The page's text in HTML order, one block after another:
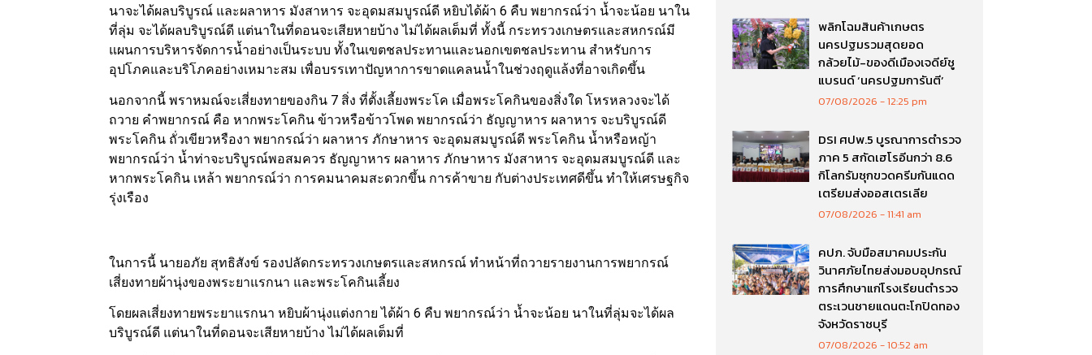
นาจะได้ผลบริบูรณ์ และผลาหาร มังสาหาร จะอุดมสมบูรณ์ดี หยิบได้ผ้า 6 คืบ พยากรณ์ว่า น้ำจะน้อย นาใน
ที่ลุ่ม จะได้ผลบริบูรณ์ดี แต่นาในที่ดอนจะเสียหายบ้าง ไม่ได้ผลเต็มที่ ทั้งนี้ กระทรวงเกษตรและสหกรณ์มี
แผนการบริหารจัดการน้ำอย่างเป็นระบบ ทั้งในเขตชลประทานและนอกเขตชลประทาน สำหรับการ
อุปโภคและบริโภคอย่างเหมาะสม เพื่อบรรเทาปัญหาการขาดแคลนน้ำในช่วงฤดูแล้งที่อาจเกิดขึ้น
นอกจากนี้ พราหมณ์จะเสี่ยงทายของกิน 7 สิ่ง ที่ตั้งเลี้ยงพระโค เมื่อพระโคกินของสิ่งใด โหรหลวงจะได้
ถวาย คำพยากรณ์ คือ หากพระโคกิน ข้าวหรือข้าวโพด พยากรณ์ว่า ธัญญาหาร ผลาหาร จะบริบูรณ์ดี
พระโคกิน ถั่วเขียวหรืองา พยากรณ์ว่า ผลาหาร ภักษาหาร จะอุดมสมบูรณ์ดี พระโคกิน น้ำหรือหญ้า
พยากรณ์ว่า น้ำท่าจะบริบูรณ์พอสมควร ธัญญาหาร ผลาหาร ภักษาหาร มังสาหาร จะอุดมสมบูรณ์ดี และ
หากพระโคกิน เหล้า พยากรณ์ว่า การคมนาคมสะดวกขึ้น การค้าขาย กับต่างประเทศดีขึ้น ทำให้เศรษฐกิจ
รุ่งเรือง
ในการนี้ นายอภัย สุทธิสังข์ รองปลัดกระทรวงเกษตรและสหกรณ์ ทำหน้าที่ถวายรายงานการพยากรณ์
เสี่ยงทายผ้านุ่งของพระยาแรกนา และพระโคกินเลี้ยง
โดยผลเสี่ยงทายพระยาแรกนา หยิบผ้านุ่งแต่งกาย ได้ผ้า 6 คืบ พยากรณ์ว่า น้ำจะน้อย นาในที่ลุ่มจะได้ผล
บริบูรณ์ดี แต่นาในที่ดอนจะเสียหายบ้าง ไม่ได้ผลเต็มที่
พลิกโฉมสินค้าเกษตร
นครปฐมรวมสุดยอด
กล้วยไม้-ของดีเมืองเจดีย์ชู
แบรนด์ ‘นครปฐมการันตี’
07/08/2026 12:25 pm
DSI ศปพ.5 บูรณาการตำรวจ
ภาค 5 สกัดเฮโรอีนกว่า 8.6
กิโลกรัมซุกขวดครีมกันแดด
เตรียมส่งออสเตรเลีย
07/08/2026 11:41 am
คปภ. จับมือสมาคมประกัน
วินาศภัยไทยส่งมอบอุปกรณ์
การศึกษาแก่โรงเรียนตำรวจ
ตระเวนชายแดนตะโกปิดทอง
จังหวัดราชบุรี
07/08/2026 10:52 am